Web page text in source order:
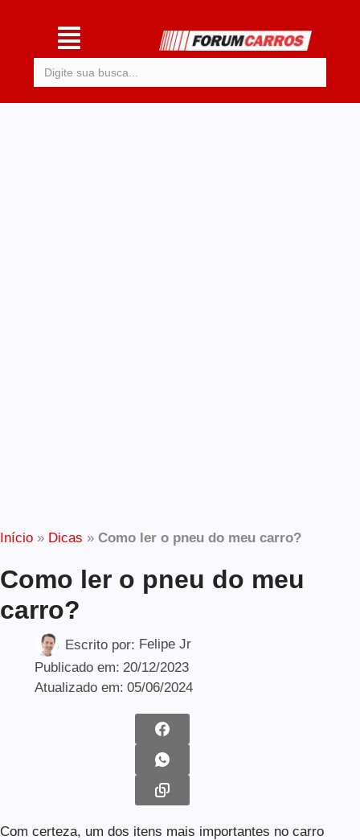
Início » Dicas » Como ler o pneu do meu carro?
Como ler o pneu do meu
carro?
Escrito por: Felipe Jr
Publicado em: 20/12/2023
Atualizado em: 05/06/2024
Com certeza, um dos itens mais importantes no carro